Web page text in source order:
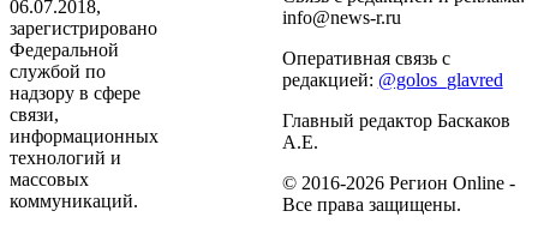
06.07.2018,
зарегистрировано
Федеральной
службой по
надзору в сфере
связи,
информационных
технологий и
массовых
коммуникаций.
info@news-r.ru
Оперативная связь с
редакцией: @golos_glavred
Главный редактор Баскаков
А.Е.
© 2016-2026 Регион Online -
Все права защищены.